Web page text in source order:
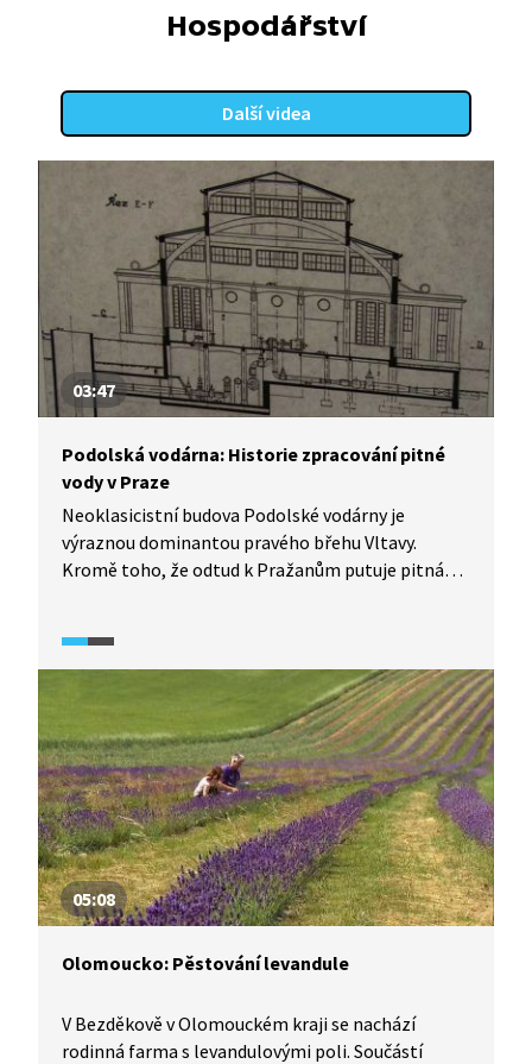
Hospodářství
Další videa
03:47
Podolská vodárna: Historie zpracování pitné
vody v Praze
Neoklasicistní budova Podolské vodárny je
výraznou dominantou pravého břehu Vltavy.
Kromě toho, že odtud k Pražanům putuje pitná
a nakoukneme pod pokličku zpracování pitné vody.
05:08
Olomoucko: Pěstování levandule
V Bezděkově v Olomouckém kraji se nachází
rodinná farma s levandulovými poli. Součástí